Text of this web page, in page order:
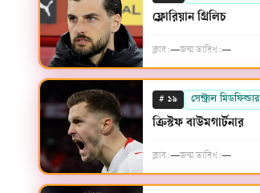
ফ্লোরিয়ান গ্রিলিচ
ক্লাব:—জন্ম তারিখ:—
# ১৯ সেন্ট্রাল মিডফিল্ডার
ক্রিস্টফ বাউমগার্টনার
ক্লাব:—জন্ম তারিখ:—